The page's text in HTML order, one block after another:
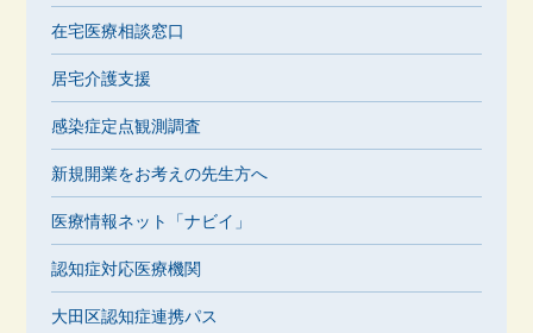
在宅医療相談窓口
居宅介護支援
感染症定点観測調査
新規開業をお考えの先生方へ
医療情報ネット「ナビイ」
認知症対応医療機関
大田区認知症連携パス